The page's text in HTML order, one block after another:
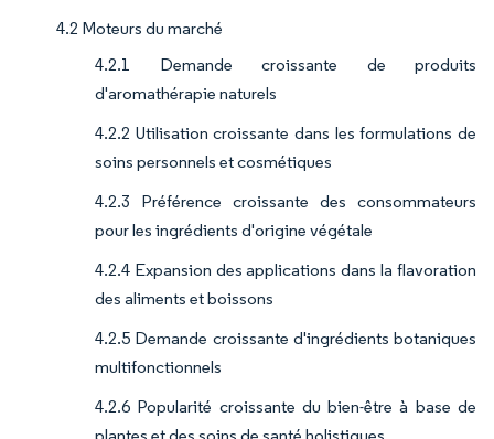
4.2 Moteurs du marché
4.2.1 Demande croissante de produits
d'aromathérapie naturels
4.2.2 Utilisation croissante dans les formulations de
soins personnels et cosmétiques
4.2.3 Préférence croissante des consommateurs
pour les ingrédients d'origine végétale
4.2.4 Expansion des applications dans la flavoration
des aliments et boissons
4.2.5 Demande croissante d'ingrédients botaniques
multifonctionnels
4.2.6 Popularité croissante du bien-être à base de
plantes et des soins de santé holistiques